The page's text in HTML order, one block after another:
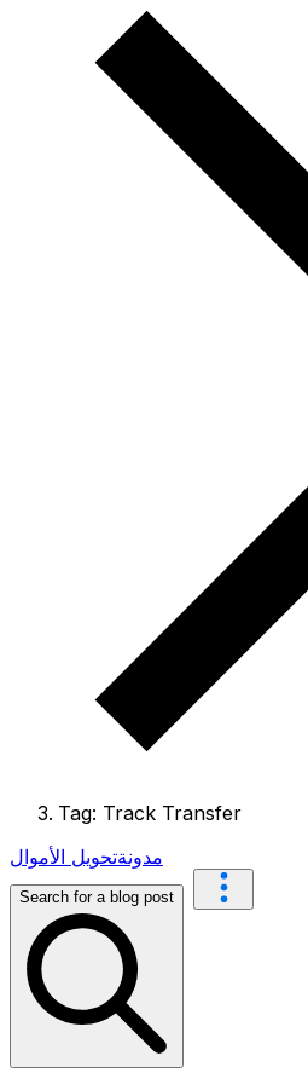
Tag: Track Transfer
مدونةتحويل الأموال
Search for a blog post